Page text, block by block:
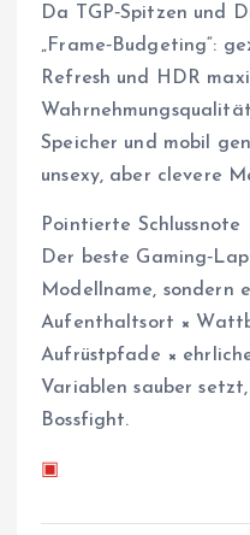
Da TGP‑Spitzen und
„Frame‑Budgeting“:
Refresh und HDR
Speicher und mobil
unsexy, aber clevere
Pointierte Schlussnote
Der beste
Modellname, sondern
Aufenthaltsort ×
Aufrüstpfade ×
Variablen sauber
Bossfight.
▣